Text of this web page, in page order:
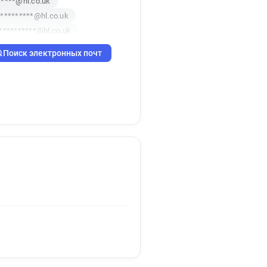
f*****@hl.co.uk
Поиск электронных почт